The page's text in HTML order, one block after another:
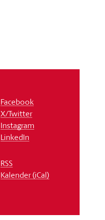
Facebook
X/Twitter
Instagram
LinkedIn
RSS
Kalender (iCal)